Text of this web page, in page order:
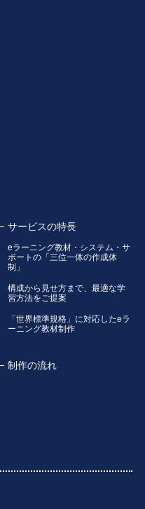
サービスの特長
eラーニング教材・システム・サ
ポートの「三位一体の作成体
制」
構成から見せ方まで、最適な学
習方法をご提案
「世界標準規格」に対応したeラ
ーニング教材制作
制作の流れ